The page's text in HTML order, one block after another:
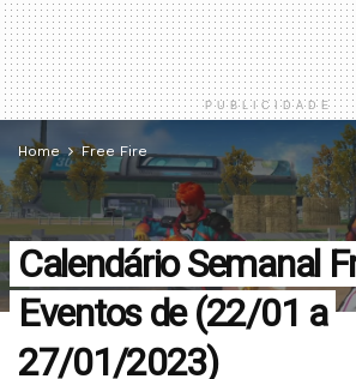
PUBLICIDADE
Home Free Fire
Calendário Semanal
Eventos de (22/01 a
27/01/2023)